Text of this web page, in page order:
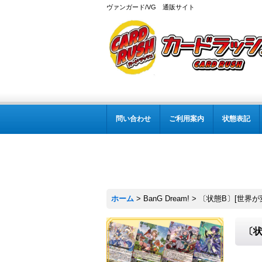
ヴァンガード/VG 通販サイト
問い合わせ ご利用案内 状態表記
ホーム > BanG Dream! > 〔状態B〕[世界
〔